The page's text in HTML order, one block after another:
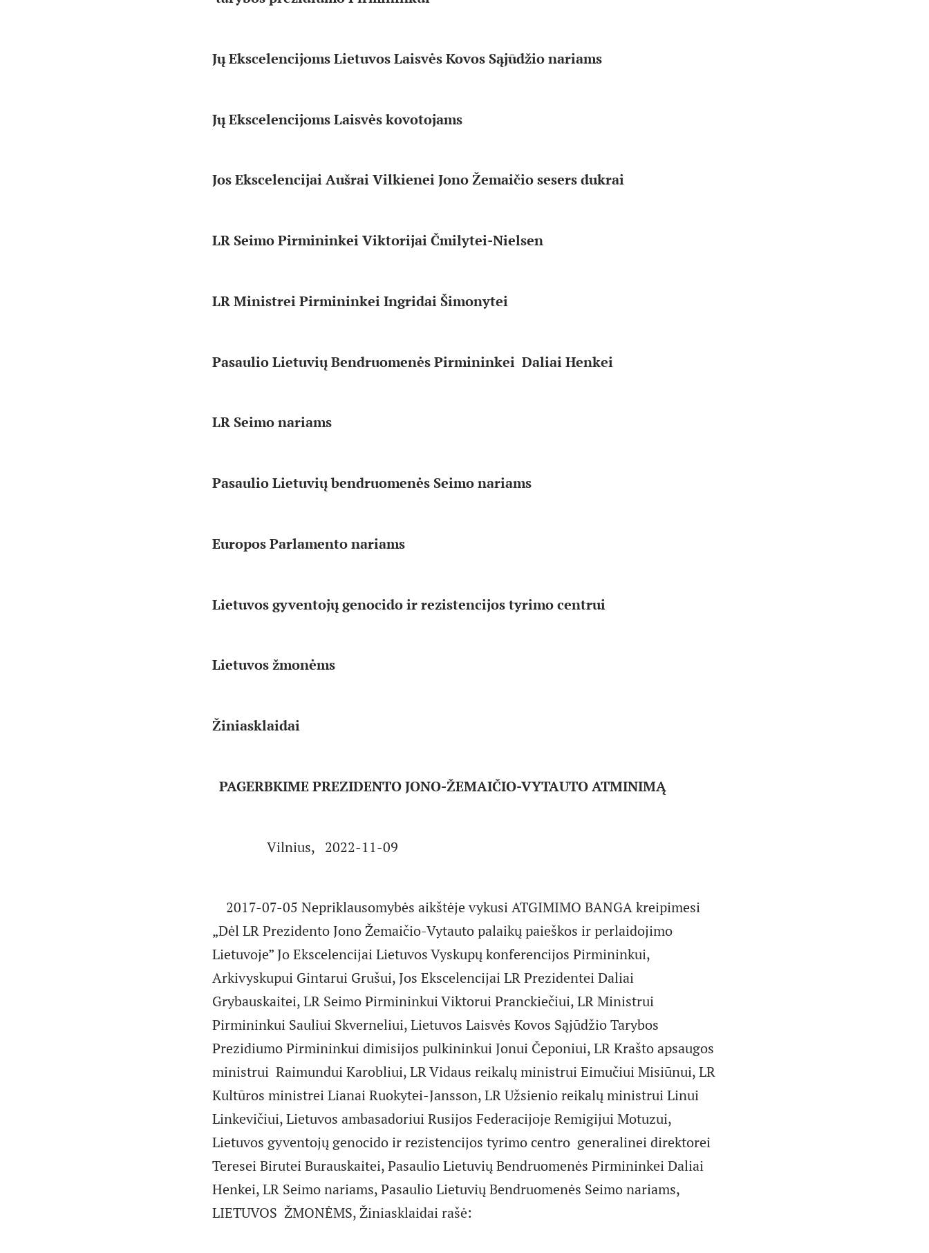
Jų Ekscelencijoms Lietuvos Laisvės Kovos Sąjūdžio nariams
Jų Ekscelencijoms Laisvės kovotojams
Jos Ekscelencijai Aušrai Vilkienei Jono Žemaičio sesers dukrai
LR Seimo Pirmininkei Viktorijai Čmilytei-Nielsen
LR Ministrei Pirmininkei Ingridai Šimonytei
Pasaulio Lietuvių Bendruomenės Pirmininkei Daliai Henkei
LR Seimo nariams
Pasaulio Lietuvių bendruomenės Seimo nariams
Europos Parlamento nariams
Lietuvos gyventojų genocido ir rezistencijos tyrimo centrui
Lietuvos žmonėms
Žiniasklaidai
PAGERBKIMEPREZIDENTO JONO-ŽEMAIČIO-VYTAUTO ATMINIMĄ
Vilnius, 2022-11-09
2017-07-05 Nepriklausomybės aikštėje vykusi ATGIMIMO BANGA kreipimesi
„Dėl LR Prezidento Jono Žemaičio-Vytauto palaikų paieškos ir perlaidojimo
Lietuvoje” Jo Ekscelencijai Lietuvos Vyskupų konferencijos Pirmininkui,
Arkivyskupui Gintarui Grušui, Jos Ekscelencijai LR Prezidentei Daliai
Grybauskaitei, LR Seimo Pirmininkui Viktorui Pranckiečiui, LR Ministrui
Pirmininkui Sauliui Skverneliui, Lietuvos Laisvės Kovos Sąjūdžio Tarybos
Prezidiumo Pirmininkui dimisijos pulkininkui Jonui Čeponiui, LR Krašto apsaugos
ministrui Raimundui Karobliui, LR Vidaus reikalų ministrui Eimučiui Misiūnui, LR
Kultūros ministrei Lianai Ruokytei-Jansson, LR Užsienio reikalų ministrui Linui
Linkevičiui, Lietuvos ambasadoriui Rusijos Federacijoje Remigijui Motuzui,
Lietuvos gyventojų genocido ir rezistencijos tyrimo centro generalinei direktorei
Teresei Birutei Burauskaitei, Pasaulio Lietuvių Bendruomenės Pirmininkei Daliai
Henkei, LR Seimo nariams, Pasaulio Lietuvių Bendruomenės Seimo nariams,
LIETUVOS ŽMONĖMS, Žiniasklaidai rašė: